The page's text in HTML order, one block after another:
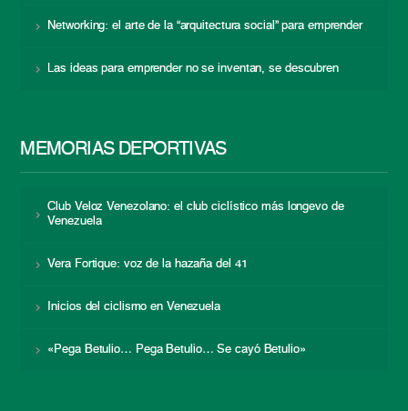
Networking: el arte de la “arquitectura social” para emprender
Las ideas para emprender no se inventan, se descubren
MEMORIAS DEPORTIVAS
Club Veloz Venezolano: el club ciclístico más longevo de
Venezuela
Vera Fortique: voz de la hazaña del 41
Inicios del ciclismo en Venezuela
«Pega Betulio… Pega Betulio… Se cayó Betulio»